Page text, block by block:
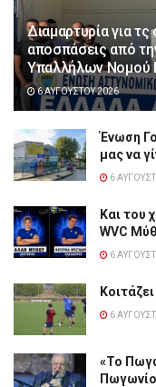
Διαμαρτυρία για
αποσπάσεις από
Υπαλλήλων Νομού
6 ΑΥΓΟΎΣΤΟΥ 2026
Ένωση
μας να
6
Και του
WVC
6
6
«Το